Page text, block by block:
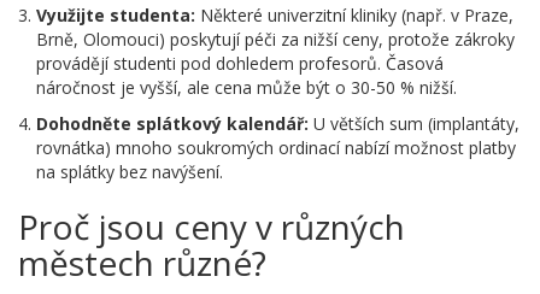
Využijte studenta: Některé univerzitní kliniky (např. v Praze,
Brně, Olomouci) poskytují péči za nižší ceny, protože zákroky
provádějí studenti pod dohledem profesorů. Časová
náročnost je vyšší, ale cena může být o 30-50 % nižší.
Dohodněte splátkový kalendář: U větších sum (implantáty,
rovnátka) mnoho soukromých ordinací nabízí možnost platby
na splátky bez navýšení.
Proč jsou ceny v různých
městech různé?